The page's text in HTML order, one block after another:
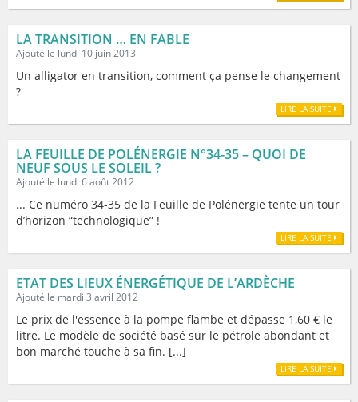
LA TRANSITION … EN FABLE
Ajouté le lundi 10 juin 2013
Un alligator en transition, comment ça pense le changement
?
LIRE LA SUITE
LA FEUILLE DE POLÉNERGIE N°34-35 – QUOI DE
NEUF SOUS LE SOLEIL ?
Ajouté le lundi 6 août 2012
... Ce numéro 34-35 de la Feuille de Polénergie tente un tour
d’horizon “technologique” !
LIRE LA SUITE
ETAT DES LIEUX ÉNERGÉTIQUE DE L’ARDÈCHE
Ajouté le mardi 3 avril 2012
Le prix de l'essence à la pompe flambe et dépasse 1,60 € le
litre. Le modèle de société basé sur le pétrole abondant et
bon marché touche à sa fin. [...]
LIRE LA SUITE